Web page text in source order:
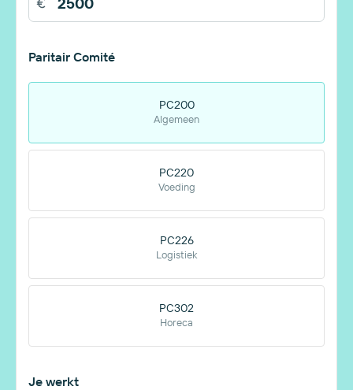
Paritair Comité
PC200
Algemeen
PC220
Voeding
PC226
Logistiek
PC302
Horeca
Je werkt